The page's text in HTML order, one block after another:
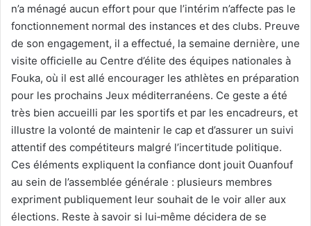
n’a ménagé aucun effort pour que l’intérim n’affecte pas le
fonctionnement normal des instances et des clubs. Preuve
de son engagement, il a effectué, la semaine dernière, une
visite officielle au Centre d’élite des équipes nationales à
Fouka, où il est allé encourager les athlètes en préparation
pour les prochains Jeux méditerranéens. Ce geste a été
très bien accueilli par les sportifs et par les encadreurs, et
illustre la volonté de maintenir le cap et d’assurer un suivi
attentif des compétiteurs malgré l’incertitude politique.
Ces éléments expliquent la confiance dont jouit Ouanfouf
au sein de l’assemblée générale : plusieurs membres
expriment publiquement leur souhait de le voir aller aux
élections. Reste à savoir si lui‑même décidera de se